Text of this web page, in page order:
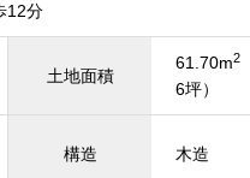
12分
土地面積
61.70m2
6坪）
構造 木造